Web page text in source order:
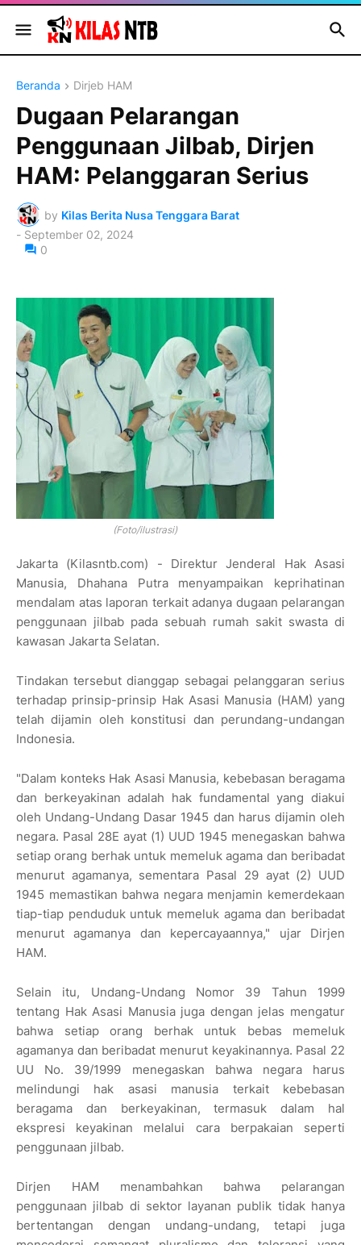
Beranda Dirjeb HAM
Dugaan Pelarangan
Penggunaan Jilbab, Dirjen
HAM: Pelanggaran Serius
by Kilas Berita Nusa Tenggara Barat
- September 02, 2024
0
(Foto/ilustrasi)
Jakarta (Kilasntb.com) - Direktur Jenderal Hak Asasi
Manusia, Dhahana Putra menyampaikan keprihatinan
mendalam atas laporan terkait adanya dugaan pelarangan
penggunaan jilbab pada sebuah rumah sakit swasta di
kawasan Jakarta Selatan.
Tindakan tersebut dianggap sebagai pelanggaran serius
terhadap prinsip-prinsip Hak Asasi Manusia (HAM) yang
telah dijamin oleh konstitusi dan perundang-undangan
Indonesia.
"Dalam konteks Hak Asasi Manusia, kebebasan beragama
dan berkeyakinan adalah hak fundamental yang diakui
oleh Undang-Undang Dasar 1945 dan harus dijamin oleh
negara. Pasal 28E ayat (1) UUD 1945 menegaskan bahwa
setiap orang berhak untuk memeluk agama dan beribadat
menurut agamanya, sementara Pasal 29 ayat (2) UUD
1945 memastikan bahwa negara menjamin kemerdekaan
tiap-tiap penduduk untuk memeluk agama dan beribadat
menurut agamanya dan kepercayaannya," ujar Dirjen
HAM.
Selain itu, Undang-Undang Nomor 39 Tahun 1999
tentang Hak Asasi Manusia juga dengan jelas mengatur
bahwa setiap orang berhak untuk bebas memeluk
agamanya dan beribadat menurut keyakinannya. Pasal 22
UU No. 39/1999 menegaskan bahwa negara harus
melindungi hak asasi manusia terkait kebebasan
beragama dan berkeyakinan, termasuk dalam hal
ekspresi keyakinan melalui cara berpakaian seperti
penggunaan jilbab.
Dirjen HAM menambahkan bahwa pelarangan
penggunaan jilbab di sektor layanan publik tidak hanya
bertentangan dengan undang-undang, tetapi juga